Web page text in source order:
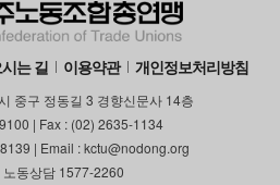
시는 길 이용약관 개인정보처리방침
중구 정동길 3 경향신문사 14층
| Fax : (02) 2635-1134
| Email : kctu@nodong.org
노동상담 1577-2260